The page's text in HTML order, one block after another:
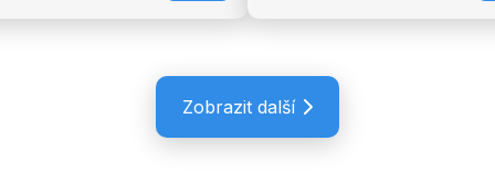
Zobrazit další